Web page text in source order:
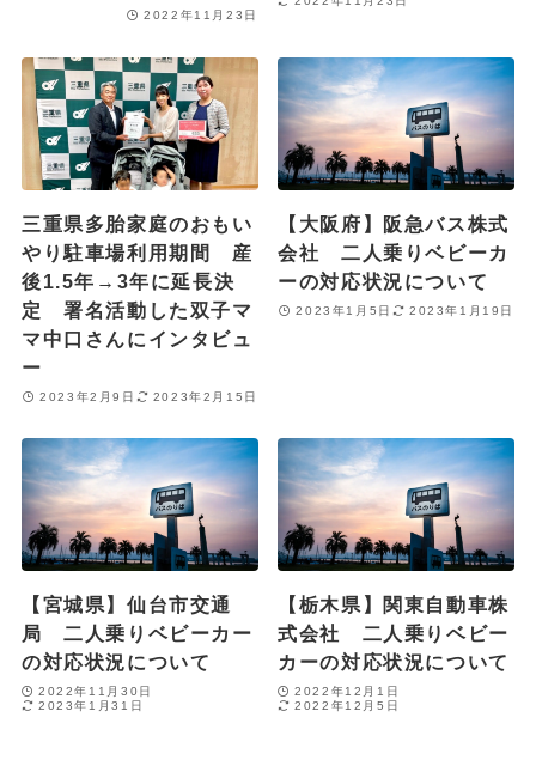
2022年11月23日
三重県多胎家庭のおもい
やり駐車場利用期間 産
後1.5年→3年に延長決
定 署名活動した双子マ
マ中口さんにインタビュ
ー
2023年2月9日 2023年2月15日
【大阪府】阪急バス株式
会社 二人乗りベビーカ
ーの対応状況について
2023年1月5日 2023年1月19日
【宮城県】仙台市交通
局 二人乗りベビーカー
の対応状況について
2022年11月30日
2023年1月31日
【栃木県】関東自動車株
式会社 二人乗りベビー
カーの対応状況について
2022年12月1日
2022年12月5日